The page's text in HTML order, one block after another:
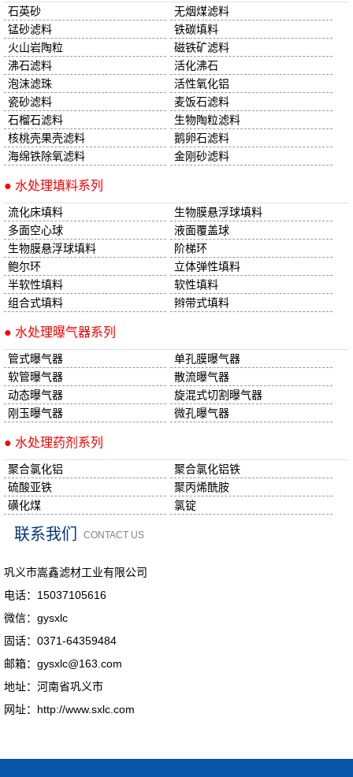
石英砂
无烟煤滤料
锰砂滤料
铁碳填料
火山岩陶粒
磁铁矿滤料
沸石滤料
活化沸石
泡沫滤珠
活性氧化铝
瓷砂滤料
麦饭石滤料
石榴石滤料
生物陶粒滤料
核桃壳果壳滤料
鹅卵石滤料
海绵铁除氧滤料
金刚砂滤料
● 水处理填料系列
流化床填料
生物膜悬浮球填料
多面空心球
液面覆盖球
生物膜悬浮球填料
阶梯环
鲍尔环
立体弹性填料
半软性填料
软性填料
组合式填料
辫带式填料
● 水处理曝气器系列
管式曝气器
单孔膜曝气器
软管曝气器
散流曝气器
动态曝气器
旋混式切割曝气器
刚玉曝气器
微孔曝气器
● 水处理药剂系列
聚合氯化铝
聚合氯化铝铁
硫酸亚铁
聚丙烯酰胺
磺化煤
氯锭
联系我们 CONTACT US
巩义市嵩鑫滤材工业有限公司
电话：15037105616
微信：gysxlc
固话：0371-64359484
邮箱：gysxlc@163.com
地址：河南省巩义市
网址：http://www.sxlc.com